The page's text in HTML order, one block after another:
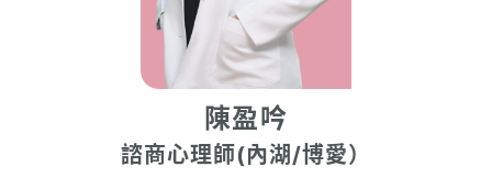
陳盈吟
諮商心理師(內湖/博愛）